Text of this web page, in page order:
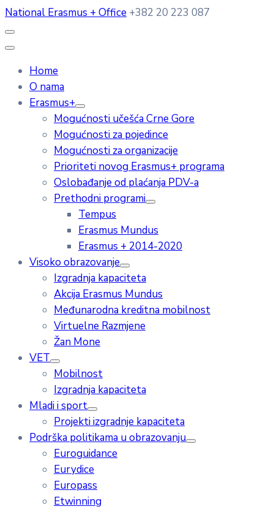
National Erasmus + Office +382 20 223 087
Home
O nama
Erasmus+
Mogućnosti učešća Crne Gore
Mogućnosti za pojedince
Mogućnosti za organizacije
Prioriteti novog Erasmus+ programa
Oslobađanje od plaćanja PDV-a
Prethodni programi
Tempus
Erasmus Mundus
Erasmus + 2014-2020
Visoko obrazovanje
Izgradnja kapaciteta
Akcija Erasmus Mundus
Međunarodna kreditna mobilnost
Virtuelne Razmjene
Žan Mone
VET
Mobilnost
Izgradnja kapaciteta
Mladi i sport
Projekti izgradnje kapaciteta
Podrška politikama u obrazovanju
Euroguidance
Eurydice
Europass
Etwinning